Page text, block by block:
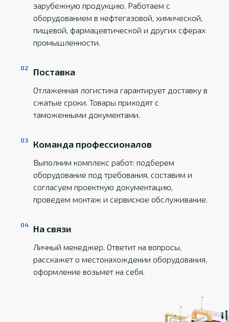
зарубежную продукцию. Работаем с
оборудованием в нефтегазовой, химической,
пищевой, фармацевтической и других сферах
промышленности.
Поставка
Отлаженная логистика гарантирует доставку в
сжатые сроки. Товары приходят с
таможенными документами.
Команда профессионалов
Выполним комплекс работ: подберем
оборудование под требования, составим и
согласуем проектную документацию,
проведем монтаж и сервисное обслуживание.
На связи
Личный менеджер. Ответит на вопросы,
расскажет о местонахождении оборудования,
оформление возьмет на себя.